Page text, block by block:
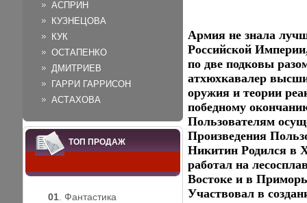
АСПРИН
КУЗНЕЦОВА
КУК
ОСТАПЕНКО
ДМИТРИЕВ
ГАРРИ ГАРРИСОН
АСТАХОВА
ТОП ПРОДАЖ
01 . Фантастика
Армия не знала
Российской
по две подковы
атхюхкавалер
оружия и теории
победному
Пользователям
Произведения
Никитин Родился в
работал на
Востоке и в
Участвовал в